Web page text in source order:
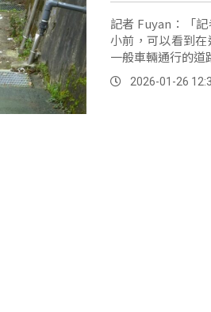
記者 Fuyan：「
小前，可以看到
一般車輛通行的道
2026-01-26